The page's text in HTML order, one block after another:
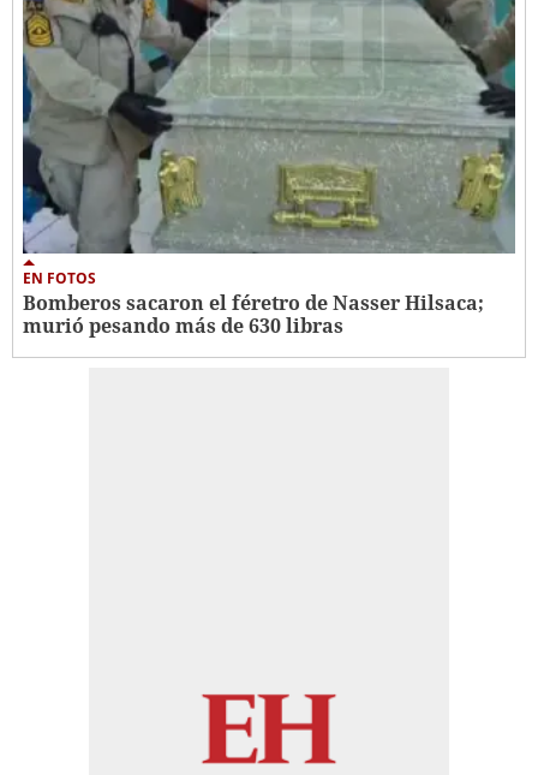
EN FOTOS
Bomberos sacaron el féretro de Nasser Hilsaca;
murió pesando más de 630 libras